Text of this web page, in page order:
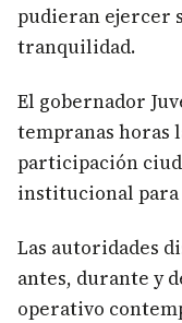
pudieran ejercer
tranquilidad.
El gobernador
tempranas horas
participación
institucional
Las autoridades
antes, durante y
operativo